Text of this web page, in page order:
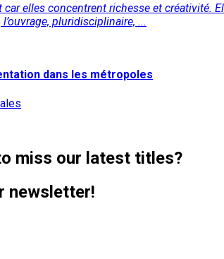
elles concentrent richesse et créativité.
pluridisciplinaire, ...
dans les métropoles
miss our latest titles?
newsletter!